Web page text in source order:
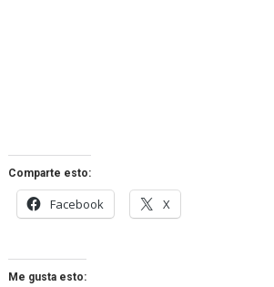
Comparte esto:
Facebook X
Me gusta esto: